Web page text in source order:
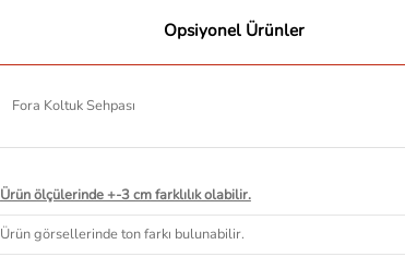
Opsiyonel Ürünler
Fora Koltuk Sehpası
Ürün ölçülerinde +-3 cm farklılık olabilir.
Ürün görsellerinde ton farkı bulunabilir.